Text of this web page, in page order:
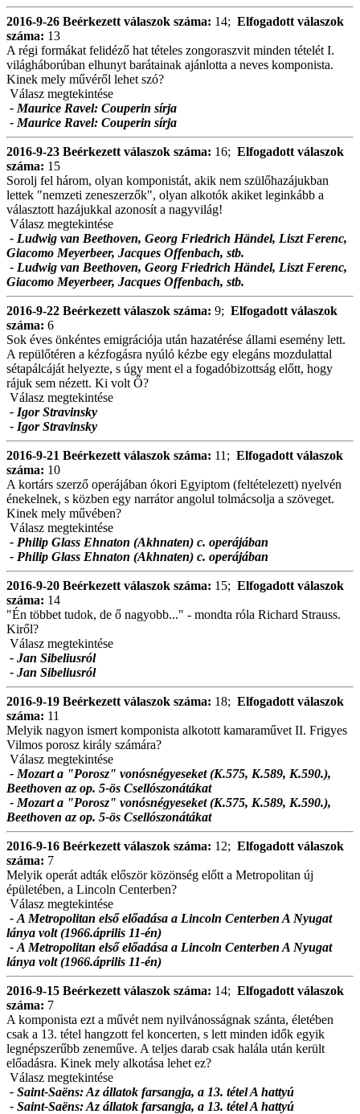
2016-9-26 Beérkezett válaszok száma: 14; Elfogadott válaszok
száma: 13
A régi formákat felidéző hat tételes zongoraszvit minden tételét I.
világháborúban elhunyt barátainak ajánlotta a neves komponista.
Kinek mely művéről lehet szó?
Válasz megtekintése
- Maurice Ravel: Couperin sírja
- Maurice Ravel: Couperin sírja
2016-9-23 Beérkezett válaszok száma: 16; Elfogadott válaszok
száma: 15
Sorolj fel három, olyan komponistát, akik nem szülőhazájukban
lettek "nemzeti zeneszerzők", olyan alkotók akiket leginkább a
választott hazájukkal azonosít a nagyvilág!
Válasz megtekintése
- Ludwig van Beethoven, Georg Friedrich Händel, Liszt Ferenc,
Giacomo Meyerbeer, Jacques Offenbach, stb.
- Ludwig van Beethoven, Georg Friedrich Händel, Liszt Ferenc,
Giacomo Meyerbeer, Jacques Offenbach, stb.
2016-9-22 Beérkezett válaszok száma: 9; Elfogadott válaszok
száma: 6
Sok éves önkéntes emigrációja után hazatérése állami esemény lett.
A repülőtéren a kézfogásra nyúló kézbe egy elegáns mozdulattal
sétapálcáját helyezte, s úgy ment el a fogadóbizottság előtt, hogy
rájuk sem nézett. Ki volt Ő?
Válasz megtekintése
- Igor Stravinsky
- Igor Stravinsky
2016-9-21 Beérkezett válaszok száma: 11; Elfogadott válaszok
száma: 10
A kortárs szerző operájában ókori Egyiptom (feltételezett) nyelvén
énekelnek, s közben egy narrátor angolul tolmácsolja a szöveget.
Kinek mely művében?
Válasz megtekintése
- Philip Glass Ehnaton (Akhnaten) c. operájában
- Philip Glass Ehnaton (Akhnaten) c. operájában
2016-9-20 Beérkezett válaszok száma: 15; Elfogadott válaszok
száma: 14
"Én többet tudok, de ő nagyobb..." - mondta róla Richard Strauss.
Kiről?
Válasz megtekintése
- Jan Sibeliusról
- Jan Sibeliusról
2016-9-19 Beérkezett válaszok száma: 18; Elfogadott válaszok
száma: 11
Melyik nagyon ismert komponista alkotott kamaraművet II. Frigyes
Vilmos porosz király számára?
Válasz megtekintése
- Mozart a "Porosz" vonósnégyeseket (K.575, K.589, K.590.),
Beethoven az op. 5-ös Csellószonátákat
- Mozart a "Porosz" vonósnégyeseket (K.575, K.589, K.590.),
Beethoven az op. 5-ös Csellószonátákat
2016-9-16 Beérkezett válaszok száma: 12; Elfogadott válaszok
száma: 7
Melyik operát adták először közönség előtt a Metropolitan új
épületében, a Lincoln Centerben?
Válasz megtekintése
- A Metropolitan első előadása a Lincoln Centerben A Nyugat
lánya volt (1966.április 11-én)
- A Metropolitan első előadása a Lincoln Centerben A Nyugat
lánya volt (1966.április 11-én)
2016-9-15 Beérkezett válaszok száma: 14; Elfogadott válaszok
száma: 7
A komponista ezt a művét nem nyilvánosságnak szánta, életében
csak a 13. tétel hangzott fel koncerten, s lett minden idők egyik
legnépszerűbb zeneműve. A teljes darab csak halála után került
előadásra. Kinek mely alkotása lehet ez?
Válasz megtekintése
- Saint-Saëns: Az állatok farsangja, a 13. tétel A hattyú
- Saint-Saëns: Az állatok farsangja, a 13. tétel A hattyú